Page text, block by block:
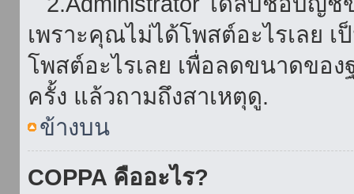
เพราะคุณไม่ได้โพสต์อะไรเลย
โพสต์อะไรเลย เพื่อลดขนาดขอ
ครั้ง แล้วถามถึงสาเหตุดู.
ข้างบน
COPPA คืออะไร?